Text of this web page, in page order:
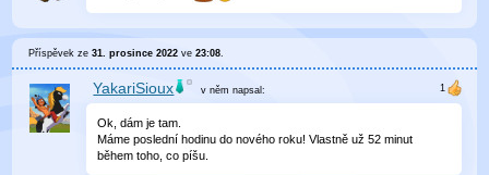
Příspěvek ze31. prosince 2022 ve23:08.
YakariSioux v němnapsal:
Ok, dám je tam.
Máme poslední hodinu do nového roku! Vlastně už 52 minut
během toho, co píšu.